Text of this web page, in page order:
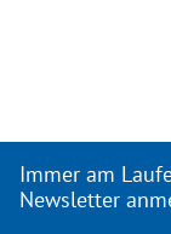
Immer am
Newsletter